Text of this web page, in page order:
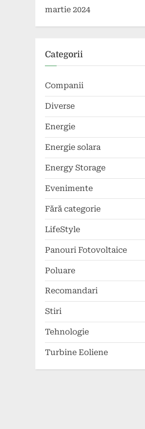
martie 2024
Categorii
Companii
Diverse
Energie
Energie solara
Energy Storage
Evenimente
Fără categorie
LifeStyle
Panouri Fotovoltaice
Poluare
Recomandari
Stiri
Tehnologie
Turbine Eoliene